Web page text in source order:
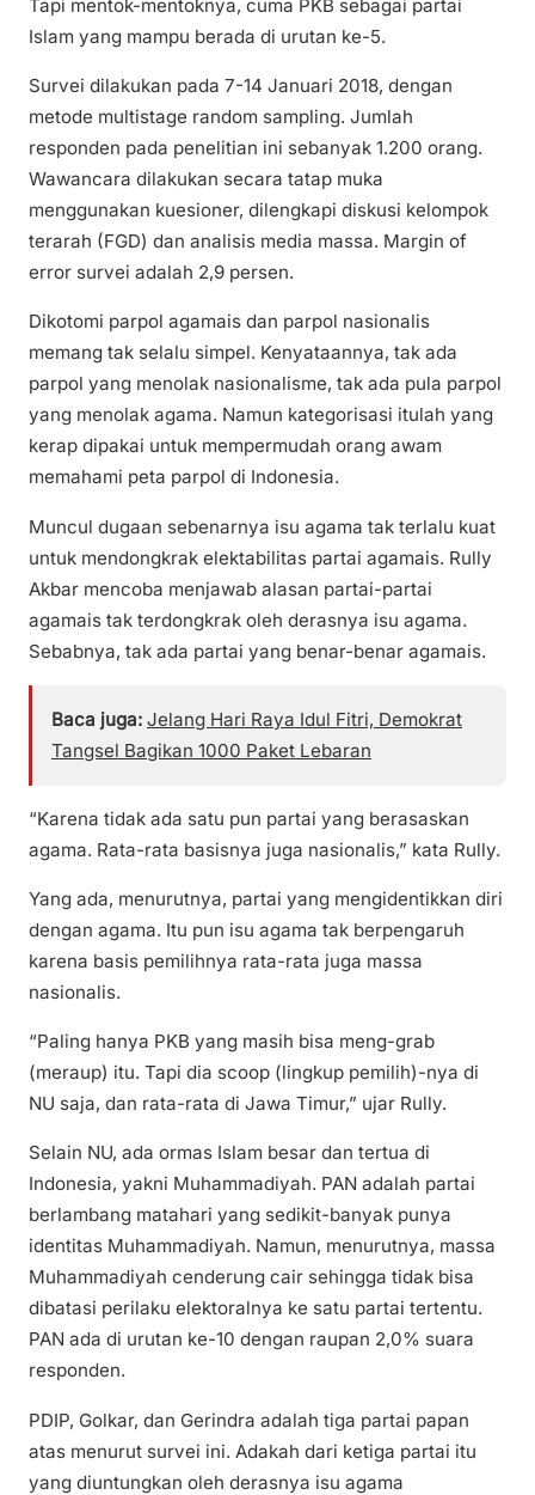
Tapi mentok-mentoknya, cuma PKB sebagai partai
Islam yang mampu berada di urutan ke-5.
Survei dilakukan pada 7-14 Januari 2018, dengan
metode multistage random sampling. Jumlah
responden pada penelitian ini sebanyak 1.200 orang.
Wawancara dilakukan secara tatap muka
menggunakan kuesioner, dilengkapi diskusi kelompok
terarah (FGD) dan analisis media massa. Margin of
error survei adalah 2,9 persen.
Dikotomi parpol agamais dan parpol nasionalis
memang tak selalu simpel. Kenyataannya, tak ada
parpol yang menolak nasionalisme, tak ada pula parpol
yang menolak agama. Namun kategorisasi itulah yang
kerap dipakai untuk mempermudah orang awam
memahami peta parpol di Indonesia.
Muncul dugaan sebenarnya isu agama tak terlalu kuat
untuk mendongkrak elektabilitas partai agamais. Rully
Akbar mencoba menjawab alasan partai-partai
agamais tak terdongkrak oleh derasnya isu agama.
Sebabnya, tak ada partai yang benar-benar agamais.
Baca juga: Jelang Hari Raya Idul Fitri, Demokrat
Tangsel Bagikan 1000 Paket Lebaran
“Karena tidak ada satu pun partai yang berasaskan
agama. Rata-rata basisnya juga nasionalis,” kata Rully.
Yang ada, menurutnya, partai yang mengidentikkan diri
dengan agama. Itu pun isu agama tak berpengaruh
karena basis pemilihnya rata-rata juga massa
nasionalis.
“Paling hanya PKB yang masih bisa meng-grab
(meraup) itu. Tapi dia scoop (lingkup pemilih)-nya di
NU saja, dan rata-rata di Jawa Timur,” ujar Rully.
Selain NU, ada ormas Islam besar dan tertua di
Indonesia, yakni Muhammadiyah. PAN adalah partai
berlambang matahari yang sedikit-banyak punya
identitas Muhammadiyah. Namun, menurutnya, massa
Muhammadiyah cenderung cair sehingga tidak bisa
dibatasi perilaku elektoralnya ke satu partai tertentu.
PAN ada di urutan ke-10 dengan raupan 2,0% suara
responden.
PDIP, Golkar, dan Gerindra adalah tiga partai papan
atas menurut survei ini. Adakah dari ketiga partai itu
yang diuntungkan oleh derasnya isu agama